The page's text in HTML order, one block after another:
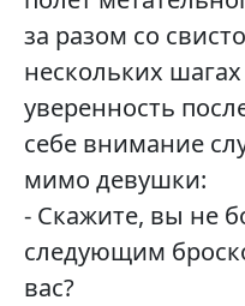
за разом со
нескольких
уверенность
себе внимание
мимо девушки:
- Скажите, вы не
следующим
вас?